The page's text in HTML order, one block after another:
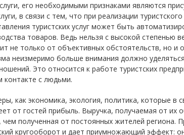
его необходимыми признаками являются
в связи с тем, что при реализации
туристских услуг может быть
товаров. Ведь нельзя с высокой степенью
не только от объективных обстоятельств, но и
неизмеримо больше внимания должно
Это относится к работе туристских
контакте с людьми.
как экономика, экология, политика, которые в
от гостей прибыль. Выручка, получаемая от их
полученная от постоянных жителей региона.
кругооборот и дает приумножающий эффект: